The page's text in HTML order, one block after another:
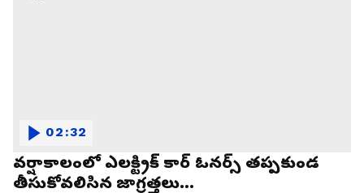
వర్షాకాలంలో ఎలక్ట్రిక్ కార్ ఓనర్స్ తప్పకుండ
తీసుకోవలిసిన జాగ్రత్తలు...
02:32